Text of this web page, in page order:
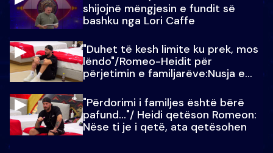
shijojnë mëngjesin e fundit së
bashku nga Lori Caffe
"Duhet të kesh limite ku prek, mos
lëndo"/Romeo-Heidit për
përjetimin e familjarëve:Nusja e
"Përdorimi i familjes është bërë
pafund…"/ Heidi qetëson Romeon:
Nëse ti je i qetë, ata qetësohen